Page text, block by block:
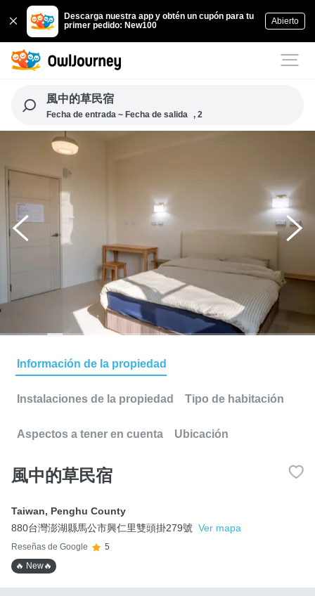
Descarga nuestra app y obtén un cupón para tu
primer pedido: New100
Abierto
風中的草民宿
Fecha de entrada ~ Fecha de salida , 2
Información de la propiedad
Instalaciones de la propiedad Tipo de habitación
Aspectos a tener en cuenta Ubicación
風中的草民宿
Taiwan, Penghu County
880台灣澎湖縣馬公市興仁里雙頭掛279號 Ver mapa
Reseñas de Google
5
🔥 New🔥